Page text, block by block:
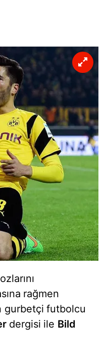
rağmen
gurbetçi futbolcu
dergisi ile Bild